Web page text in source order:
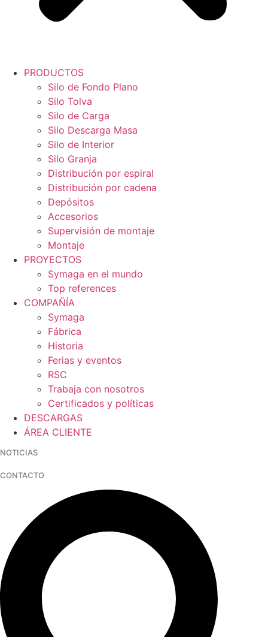
PRODUCTOS
Silo de Fondo Plano
Silo Tolva
Silo de Carga
Silo Descarga Masa
Silo de Interior
Silo Granja
Distribución por espiral
Distribución por cadena
Depósitos
Accesorios
Supervisión de montaje
Montaje
PROYECTOS
Symaga en el mundo
Top references
COMPAÑÍA
Symaga
Fábrica
Historia
Ferias y eventos
RSC
Trabaja con nosotros
Certificados y políticas
DESCARGAS
ÁREA CLIENTE
NOTICIAS
CONTACTO